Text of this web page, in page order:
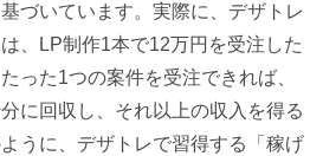
づいています。実際に、デザトレ
、LP制作1本で12万円を受注した
った1つの案件を受注できれば、
に回収し、それ以上の収入を得る
うに、デザトレで習得する「稼げ